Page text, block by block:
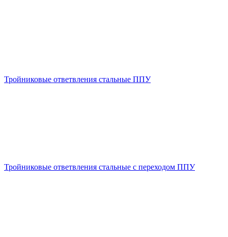
Тройниковые ответвления стальные ППУ
Тройниковые ответвления стальные с переходом ППУ